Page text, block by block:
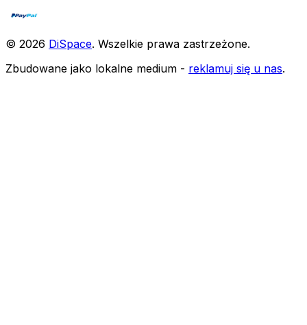
© 2026 DiSpace. Wszelkie prawa zastrzeżone.
Zbudowane jako lokalne medium - reklamuj się u nas.